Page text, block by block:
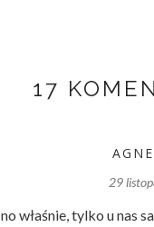
17
29
no właśnie, tylko u nas